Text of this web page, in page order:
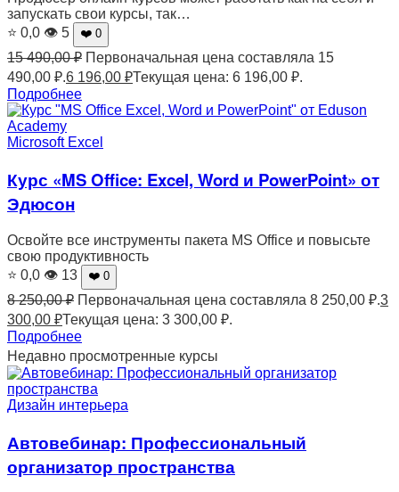
запускать свои курсы, так…
⭐ 0,0 👁 5 ❤️ 0
15 490,00₽ Первоначальная цена составляла 15
490,00 ₽.6 196,00 ₽Текущая цена: 6 196,00 ₽.
Подробнее
Microsoft Excel
Курс «MS Office: Excel, Word и PowerPoint» от
Эдюсон
Освойте все инструменты пакета MS Office и повысьте
свою продуктивность
⭐ 0,0 👁 13 ❤️ 0
8 250,00₽ Первоначальная цена составляла 8 250,00 ₽.3
300,00 ₽Текущая цена: 3 300,00 ₽.
Подробнее
Недавно просмотренные курсы
Дизайн интерьера
Автовебинар: Профессиональный
организатор пространства